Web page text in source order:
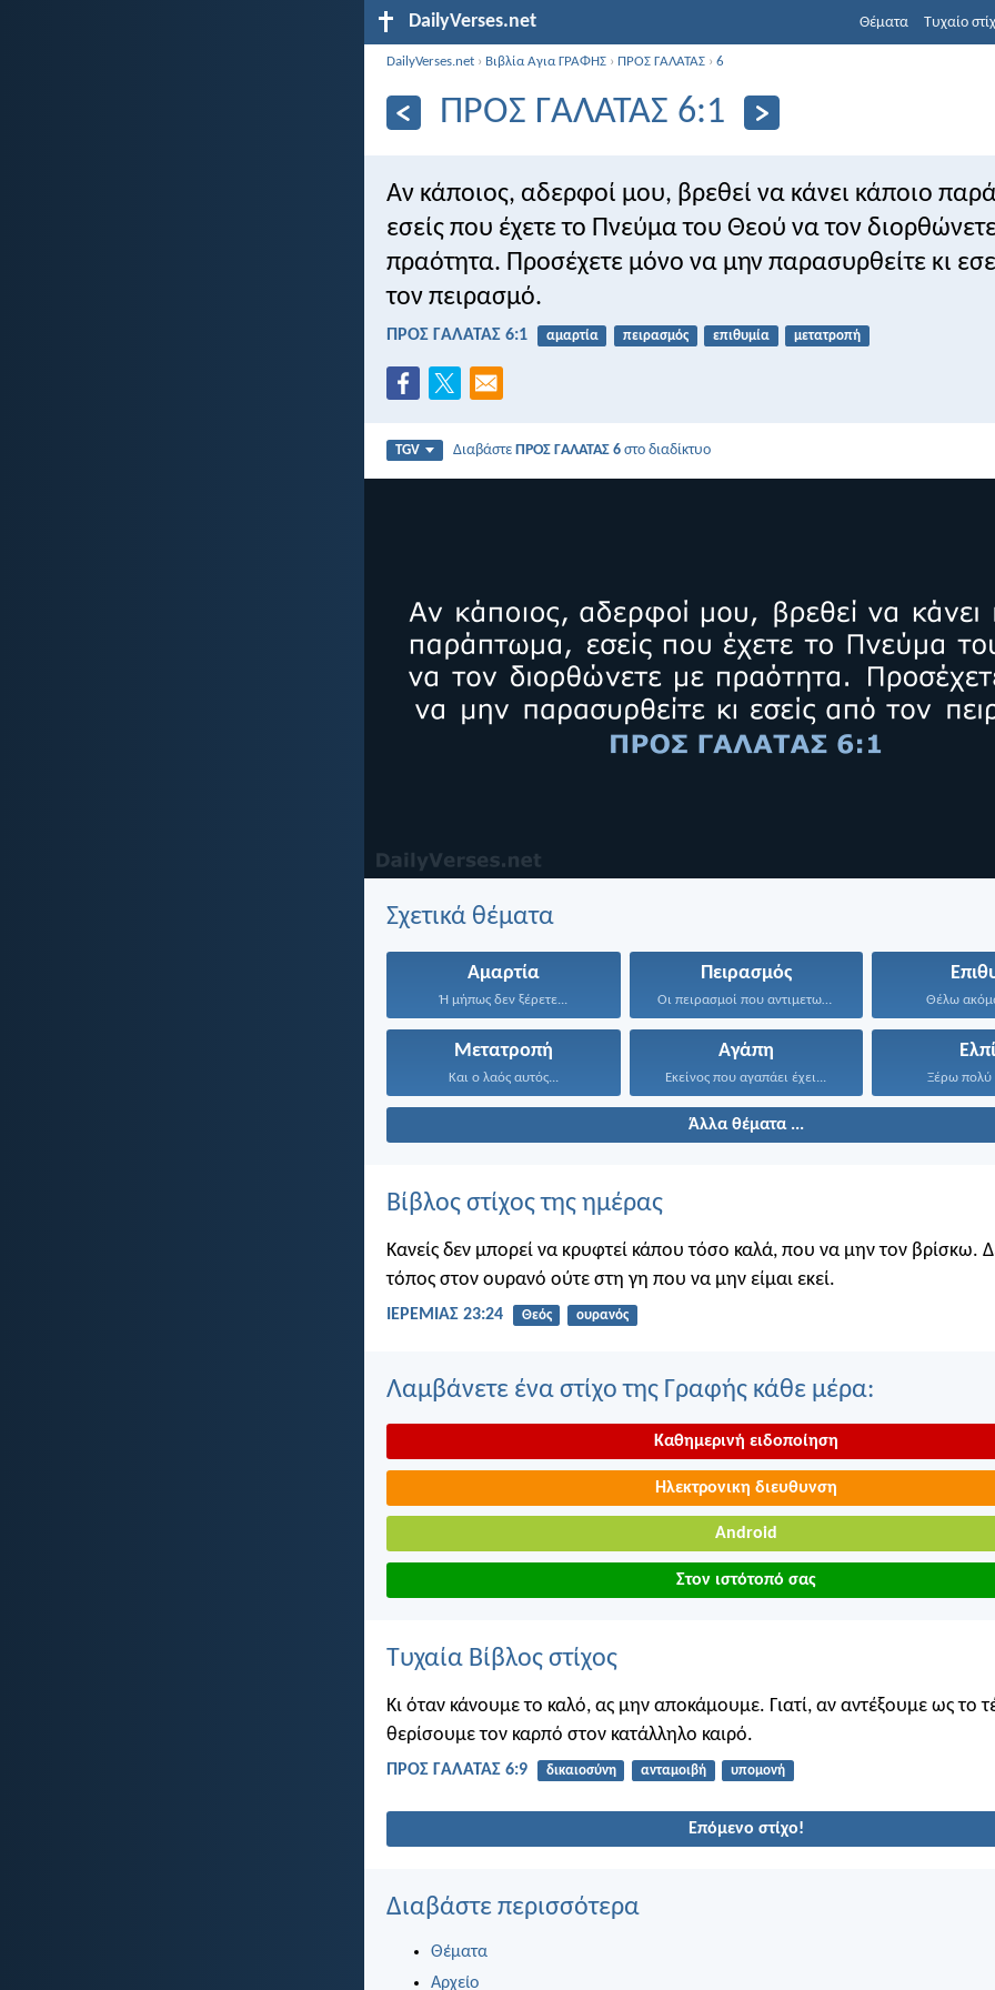
DailyVerses.net Θέματα Τυχαίο
DailyVerses.net › Βιβλία Αγια ΓΡΑΦΗΣ › ΠΡΟΣ ΓΑΛΑΤΑΣ ›6
ΠΡΟΣ ΓΑΛΑΤΑΣ 6:1
Αν κάποιος, αδερφοί μου, βρεθεί να κάνει κάποιο
εσείς που έχετε το Πνεύμα του Θεού να τον
πραότητα. Προσέχετε μόνο να μην παρασυρθείτε κι
τον πειρασμό.
ΠΡΟΣ ΓΑΛΑΤΑΣ 6:1 αμαρτία πειρασμός επιθυμία μετατροπή
TGV ΔιαβάστεΠΡΟΣ ΓΑΛΑΤΑΣ 6 στο διαδίκτυο
Σχετικά θέματα
Αμαρτία
Ή μήπως δεν ξέρετε...
Πειρασμός
Θέλω
Μετατροπή
Και ο λαός αυτός...
Αγάπη
Εκείνος που αγαπάει έχει... Ξέρω πολύ
Άλλα θέματα ...
Βίβλος στίχος της ημέρας
Κανείς δεν μπορεί να κρυφτεί κάπου τόσο καλά, που να μην τον βρίσκω.
τόπος στον ουρανό ούτε στη γη που να μην είμαι εκεί.
ΙΕΡΕΜΙΑΣ 23:24 Θεός ουρανός
Λαμβάνετε ένα στίχο της Γραφής κάθε μέρα:
Καθημερινή ειδοποίηση
Ηλεκτρονικη διευθυνση
Android
Στον ιστότοπό σας
Τυχαία Βίβλος στίχος
Κι όταν κάνουμε το καλό, ας μην αποκάμουμε. Γιατί, αν αντέξουμε ως το
θερίσουμε τον καρπό στον κατάλληλο καιρό.
ΠΡΟΣ ΓΑΛΑΤΑΣ 6:9 δικαιοσύνη ανταμοιβή υπομονή
Επόμενο στίχο!
Διαβάστε περισσότερα
Θέματα
Αρχείο